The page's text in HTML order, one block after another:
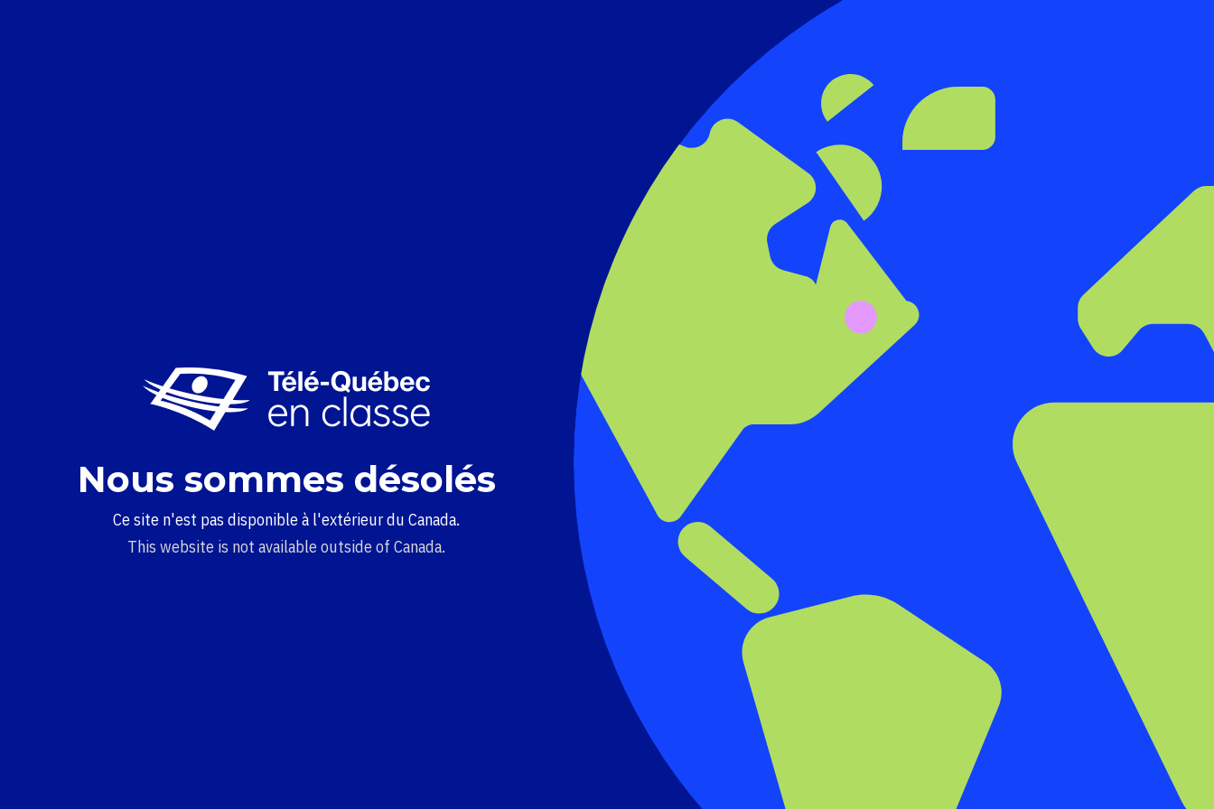
Nous sommes désolés
Ce site n'est pas disponible à l'extérieur du Canada.
This website is not available outside of Canada.